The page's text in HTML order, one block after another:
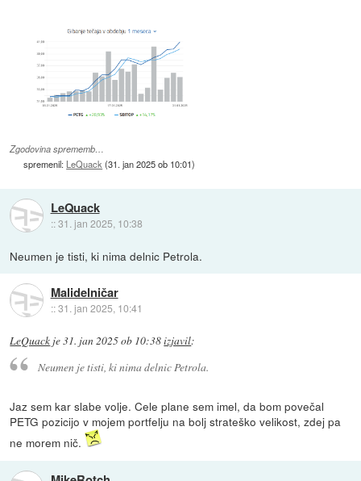
Zgodovina sprememb…
spremenil: LeQuack (31. jan 2025 ob 10:01)
LeQuack
::31. jan 2025, 10:38
Neumen je tisti, ki nima delnic Petrola.
Malidelničar
::31. jan 2025, 10:41
LeQuack je31. jan 2025 ob 10:38izjavil:
Neumen je tisti, ki nima delnic Petrola.
Jaz sem kar slabe volje. Cele plane sem imel, da bom povečal
PETG pozicijo v mojem portfelju na bolj strateško velikost, zdej pa
ne morem nič.